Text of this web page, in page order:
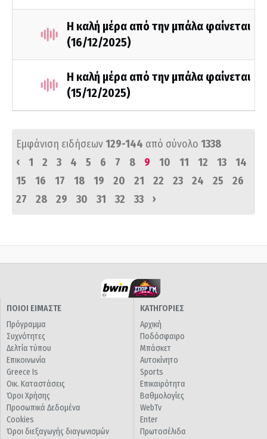
Η καλή μέρα από την μπάλα φαίνεται
(16/12/2025)
Η καλή μέρα από την μπάλα φαίνεται
(15/12/2025)
Εμφάνιση ειδήσεων129-144 από σύνολο 1338
‹
1 2 3 4 5 6 7 8 9 10 11 12 13
14
15
16 17 18 19 20 21 22 23 24 25
26
27
28 29 30 31 32 33 ›
ΠΟΙΟΙ ΕΙΜΑΣΤΕ
Πρόγραμμα
Συχνότητες
Δελτία τύπου
Επικοινωνία
Greece Is
Οικ. Καταστάσεις
Όροι Χρήσης
Προσωπικά Δεδομένα
Cookies
Όροι διεξαγωγής διαγωνισμών
ΚΑΤΗΓΟΡΙΕΣ
Αρχική
Ποδόσφαιρο
Μπάσκετ
Αυτοκίνητο
Sports
Επικαιρότητα
Βαθμολογίες
WebTv
Enter
Πρωτοσέλιδα